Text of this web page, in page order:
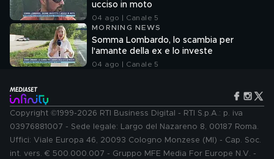
ucciso in moto
04 ago | Canale 5
MORNING NEWS
Somma Lombardo, lo scambia per
l'amante della ex e lo investe
04 ago | Canale 5
Copyright ©1999-2026 RTI Business Digital - RTI S.p.A.: p. iva
03976881007 - Sede legale: Largo del Nazareno 8, 00187 Roma.
Uffici: Viale Europa 46, 20093 Cologno Monzese (MI) - Cap. Soc.
int. vers. € 500.000.007 - Gruppo MFE Media For Europe N.V. -